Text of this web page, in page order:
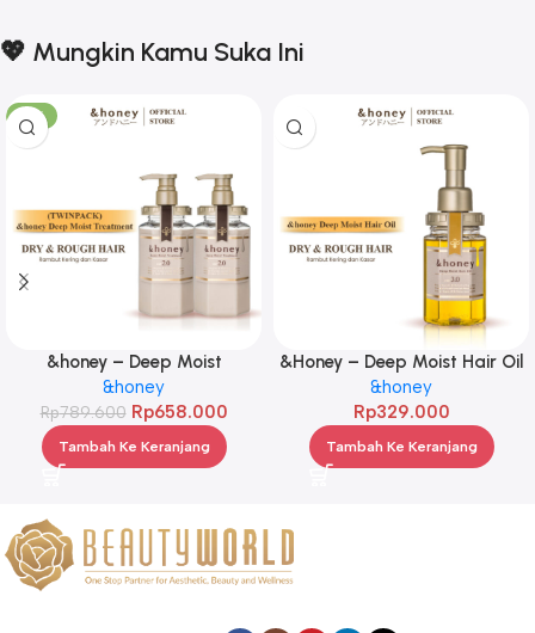
💖 Mungkin Kamu Suka Ini
-17%
&honey – Deep Moist
Treatment 445 g Twinpack
&honey
Rp789.600 Rp658.000
Tambah Ke Keranjang
&Honey – Deep Moist Hair Oil
3.0 100ml
&honey
Rp329.000
Tambah Ke Keranjang